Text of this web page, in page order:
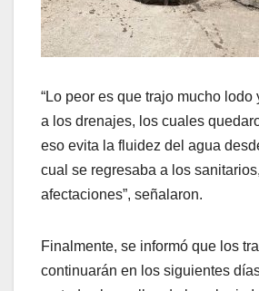
“Lo peor es que trajo mucho lodo
a los drenajes, los cuales
eso evita la fluidez del agua
cual se regresaba a los
afectaciones”, señalaron.
Finalmente, se informó que los
continuarán en los siguientes